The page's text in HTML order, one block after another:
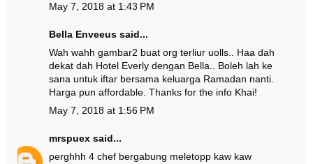
May 7, 2018 at 1:43 PM
Bella Enveeus said...
Wah wahh gambar2 buat org terliur uolls.. Haa dah
dekat dah Hotel Everly dengan Bella.. Boleh lah ke
sana untuk iftar bersama keluarga Ramadan nanti.
Harga pun affordable. Thanks for the info Khai!
May 7, 2018 at 1:56 PM
mrspuex said...
perghhh 4 chef bergabung meletopp kaw kaw